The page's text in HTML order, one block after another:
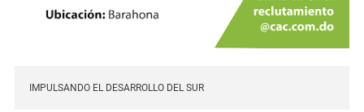
IMPULSANDO EL DESARROLLO DEL SUR